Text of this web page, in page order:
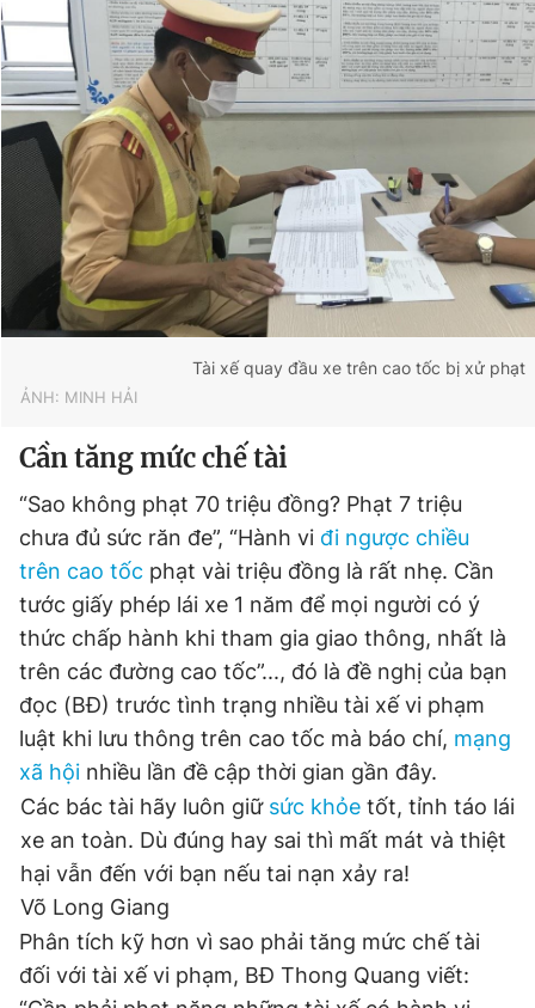
Tài xế quay đầu xe trên cao tốc bị xử phạt
ẢNH: MINH HẢI
Cần tăng mức chế tài
“Sao không phạt 70 triệu đồng? Phạt 7 triệu
chưa đủ sức răn đe”, “Hành vi đi ngược chiều
trên cao tốc phạt vài triệu đồng là rất nhẹ. Cần
tước giấy phép lái xe 1 năm để mọi người có ý
thức chấp hành khi tham gia giao thông, nhất là
trên các đường cao tốc”..., đó là đề nghị của bạn
đọc (BĐ) trước tình trạng nhiều tài xế vi phạm
luật khi lưu thông trên cao tốc mà báo chí, mạng
xã hội nhiều lần đề cập thời gian gần đây.
Các bác tài hãy luôn giữ sức khỏe tốt, tỉnh táo lái
xe an toàn. Dù đúng hay sai thì mất mát và thiệt
hại vẫn đến với bạn nếu tai nạn xảy ra!
Võ Long Giang
Phân tích kỹ hơn vì sao phải tăng mức chế tài
đối với tài xế vi phạm, BĐ Thong Quang viết: